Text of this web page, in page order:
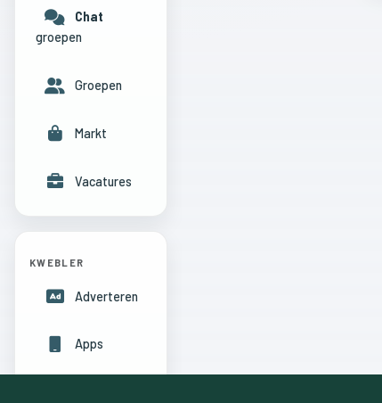
Chat
groepen
Groepen
Markt
Vacatures
KWEBLER
Adverteren
Apps